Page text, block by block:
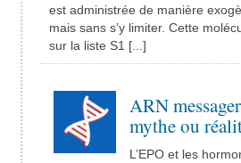
est administrée de manière
mais sans s’y limiter. Cette
sur la liste S1 [...]
ARN
mythe ou
L’EPO et les